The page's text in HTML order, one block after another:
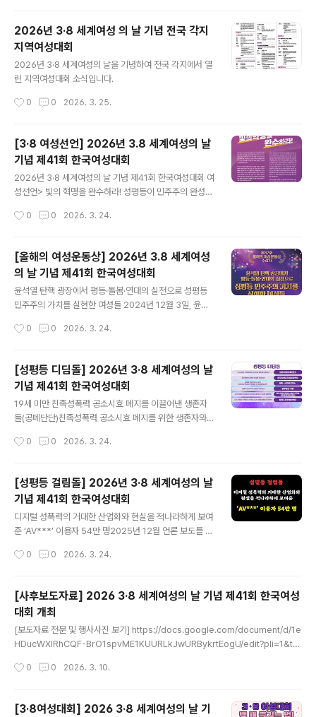
여성‧시민들이 빛의 혁명의 광장에서 외친 수많은 여성·성
평등 의제가 여전히 실현되지 않음을 지적하며 여성들의
삶에 실질적인 변화를 이루기 위해 빛의 혁명 완수를 촉구
했습니다. 또한 올해 제9회 전국동시지방선거를 앞두고 여
전히 강고한 정치 영역에서의 성별 불균형을 해소하기 위
사회를 위해 다양한 성평등 의제를 이야기하는 장으로 꾸
2026년 3·8 세계여성 의 날 기념 전국 각지
지역여성대회
2026년 3·8 세계여성의 날을 기념하여 전국 각지에서 열
린 지역여성대회 소식입니다.
0 0 2026. 3. 25.
[3·8 여성선언] 2026년 3.8 세계여성의 날
기념 제41회 한국여성대회
2026년 3·8 세계여성의 날 기념 제41회 한국여성대회 여
성선언> 빛의 혁명을 완수하라! 성평등이 민주주의 완성이
다. 지난 겨울, 위헌·위법한 비상계엄을 시도한 권력을 멈춰
주주의를 지켜내기 위해 여성들은 평등과 돌봄, 연대의 힘
으로 서로를 지키며 민주주의를 지켜냈다. 그 겨울, 민주주
의를 다시 세운 것은 시민의 힘이었고 그 중심에는 여성주
권자들이 있었다. 우리는 빛의 혁명을 만들어 낸 광장의 외
침을 기억한다. 윤석열을 탄핵한 페미니스트들이 원한 것
차별과 혐오 정치를 끝장내고 누구도 배제되지 않는 민주
0 0 2026. 3. 24.
[올해의 여성운동상] 2026년 3.8 세계여성
의 날 기념 제41회 한국여성대회
윤석열 탄핵 광장에서 평등·돌봄·연대의 실천으로 성평등
민주주의 가치를 실현한 여성들 2024년 12월 3일, 윤석
리로 나섰다. 어제와 같은 일상이 다시 돌아오지 못할 것 같
돌봄·연대의 민주주의를 실천하는 공간이 되었다. 비상계
엄이라는 초유의 사태 속에서 광장을 밝힌 형형색색 응원
봉의 빛과 K-POP 구호는 위헌·반민주적 권력에 맞서 민주
주의의 회복과 윤석열 퇴진을 요구하는 시민들의 집단적
기에 쏟아진 수많은 기사 제목이 증언하듯 그 겨울 광장의
0 0 2026. 3. 24.
[성평등 디딤돌] 2026년 3·8 세계여성의 날
기념 제41회 한국여성대회
19세 미만 친족성폭력 공소시효 폐지를 이끌어낸 생존자
들(공폐단단)친족성폭력 공소시효 폐지를 위한 생존자와
심이 되어 결성된 모임으로, 공폐단단의 활동은 2019년 S
존자들 사이에서 깊은 분노와 문제의식을 공유하면서 시작
되었다. 공폐단단은 2021년부터 친족성폭력 공소시효 폐
지를 요구하는 ‘매마토(매월 마지막 주 토요일)’ 시위를 시
작해 60회 이상의 시위를 이어오고 있으며, 이 외에도 캠
의제에 대해 침묵을 강요받아온 경험을 사회적으로 확산해
0 0 2026. 3. 24.
[성평등 걸림돌] 2026년 3·8 세계여성의 날
기념 제41회 한국여성대회
디지털 성폭력의 거대한 산업화와 현실을 적나라하게 보여
준 ‘AV***’ 이용자 54만 명2025년 12월 언론 보도를 통
익 최소 40억 원에 달하는 거대 성폭력 유통 플랫폼 ‘AV**
한 관계 내 불법촬영물, 아동청소년성착취물 등이 다수 업
로드되었고, ‘미공개 신작’ 게시판을 운영해 새로운 피해촬
영물의 유통으로 인기를 얻었음이 드러났다.2015년 소라
넷 이용자 100만 명, 2020년 텔레그램 성착취 사건 공범
자 26만 명, 2024년 텔레그램 딥페이크 성폭력 채널 가입
025년 불법 성인사이트 ‘AV***’ 이용자 54만 명..
0 0 2026. 3. 24.
[사후보도자료] 2026 3·8 세계여성의 날 기념 제41회 한국여성
대회 개최
[보도자료 전문 및 행사사진 보기] https://docs.google.com/document/d/1e
HDucWXIRhCQF-BrO1spvME1KUURLkJwURBykrtEogU/edit?pli=1&ta
의 혁명을 완수하라! 성평등이 민주주의의 완성이다모이자 광장으로, 여성주권자의
(토) 오전 11시 ~ 오후 5시 (*기념식 14:00~17:00 / 시민참여 부스 11:00~17:0
0)장소 : 서울 광화문 서십자각(경복궁역 4번 출구)주최 : 3·8 세계여성의 날 기념 제
0 0 2026. 3. 10.
[3·8여성대회] 2026 3·8 세계여성의 날 기